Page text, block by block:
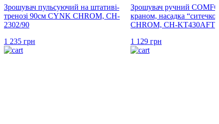
Зрошувач пульсуючий на штативі-
тренозі 90см CYNK CHROM, CH-
2302/90
1 235 грн
Зрошувач ручний
краном, насадка
CHROM, CH-KT430AFT
1 129 грн